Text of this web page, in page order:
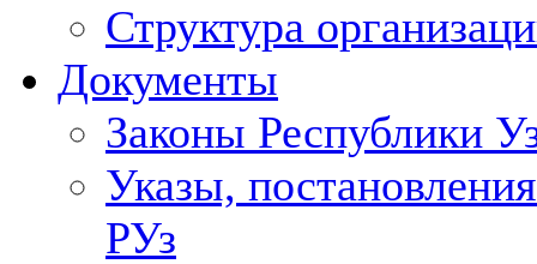
Структура
Документы
Законы Республики
Указы,
РУз